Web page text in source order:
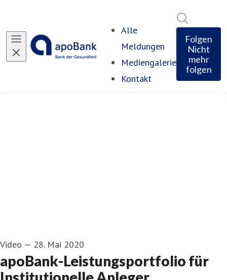
Alle
Meldungen
Mediengalerie
Kontakt
Folgen
Nicht
mehr
folgen
Video — 28. Mai 2020
apoBank-Leistungsportfolio für